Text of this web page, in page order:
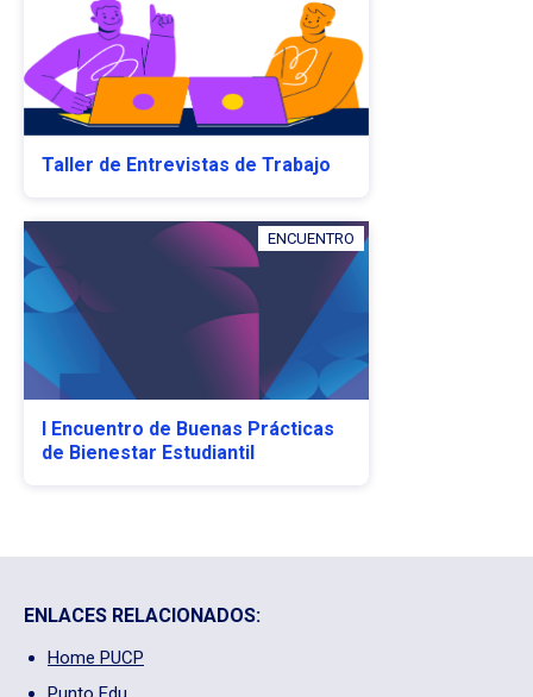
Taller de Entrevistas de Trabajo
ENCUENTRO
I Encuentro de Buenas Prácticas
de Bienestar Estudiantil
ENLACES RELACIONADOS:
Home PUCP